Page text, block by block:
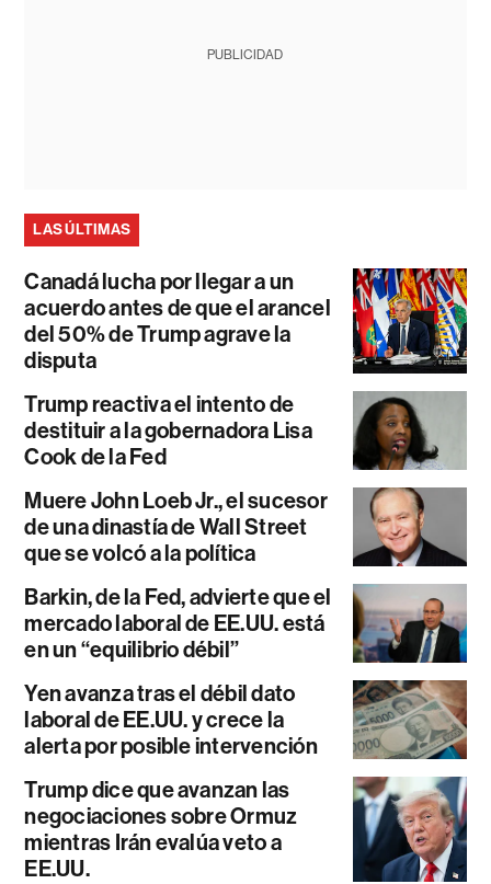
PUBLICIDAD
LAS ÚLTIMAS
Canadá lucha por llegar a un
acuerdo antes de que el arancel
del 50% de Trump agrave la
disputa
Trump reactiva el intento de
destituir a la gobernadora Lisa
Cook de la Fed
Muere John Loeb Jr., el sucesor
de una dinastía de Wall Street
que se volcó a la política
Barkin, de la Fed, advierte que el
mercado laboral de EE.UU. está
en un “equilibrio débil”
Yen avanza tras el débil dato
laboral de EE.UU. y crece la
alerta por posible intervención
Trump dice que avanzan las
negociaciones sobre Ormuz
mientras Irán evalúa veto a
EE.UU.